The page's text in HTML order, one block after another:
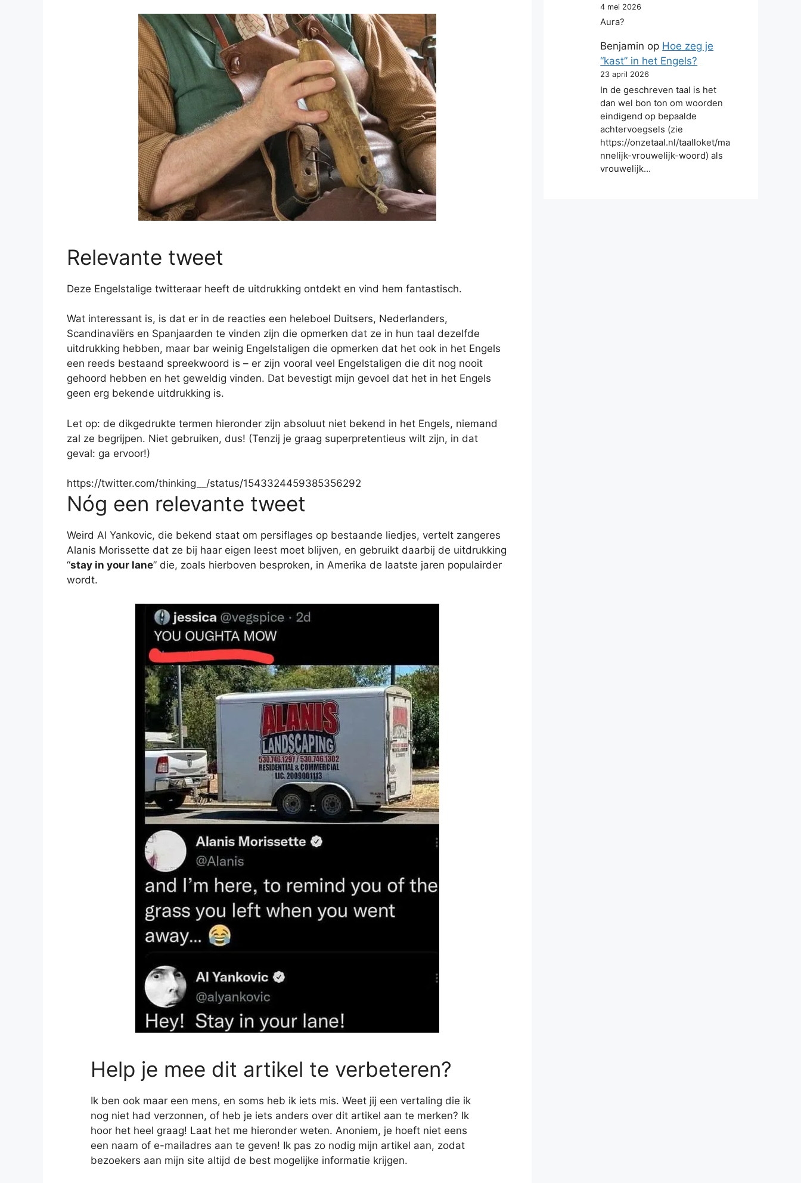
Relevante tweet
Deze Engelstalige twitteraar heeft de uitdrukking ontdekt en vind hem fantastisch.
Wat interessant is, is dat er in de reacties een heleboel Duitsers, Nederlanders,
Scandinaviërs en Spanjaarden te vinden zijn die opmerken dat ze in hun taal dezelfde
uitdrukking hebben, maar bar weinig Engelstaligen die opmerken dat het ook in het Engels
een reeds bestaand spreekwoord is – er zijn vooral veel Engelstaligen die dit nog nooit
gehoord hebben en het geweldig vinden. Dat bevestigt mijn gevoel dat het in het Engels
geen erg bekende uitdrukking is.
Let op: de dikgedrukte termen hieronder zijn absoluut niet bekend in het Engels, niemand
zal ze begrijpen. Niet gebruiken, dus! (Tenzij je graag superpretentieus wilt zijn, in dat
geval: ga ervoor!)
https://twitter.com/thinking__/status/1543324459385356292
Nóg een relevante tweet
Weird Al Yankovic, die bekend staat om persiflages op bestaande liedjes, vertelt zangeres
Alanis Morissette dat ze bij haar eigen leest moet blijven, en gebruikt daarbij de uitdrukking
“stay in your lane” die, zoals hierboven besproken, in Amerika de laatste jaren populairder
wordt.
Help je mee dit artikel te verbeteren?
Ik ben ook maar een mens, en soms heb ik iets mis. Weet jij een vertaling die ik
nog niet had verzonnen, of heb je iets anders over dit artikel aan te merken? Ik
hoor het heel graag! Laat het me hieronder weten. Anoniem, je hoeft niet eens
een naam of e-mailadres aan te geven! Ik pas zo nodig mijn artikel aan, zodat
bezoekers aan mijn site altijd de best mogelijke informatie krijgen.
4 mei 2026
Aura?
Benjamin op Hoe zeg je
“kast” in het Engels?
23 april 2026
In de geschreven taal is het
dan wel bon ton om woorden
eindigend op bepaalde
achtervoegsels (zie
https://onzetaal.nl/taalloket/ma
nnelijk-vrouwelijk-woord) als
vrouwelijk…